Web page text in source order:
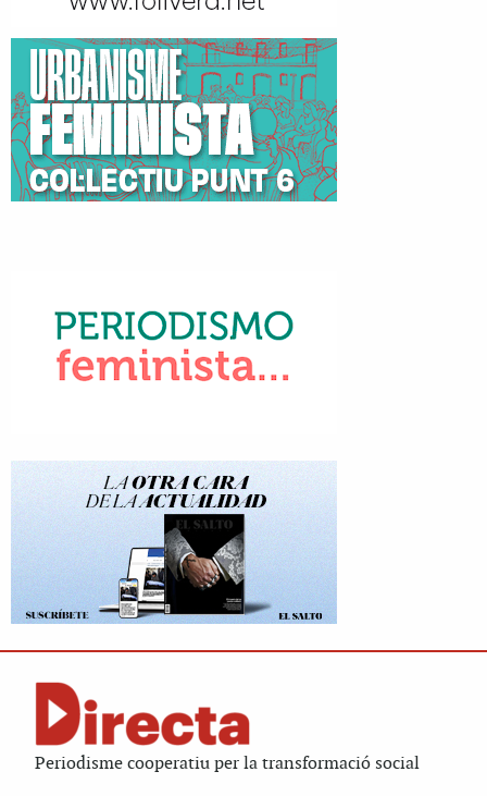
Periodisme cooperatiu per la transformació social